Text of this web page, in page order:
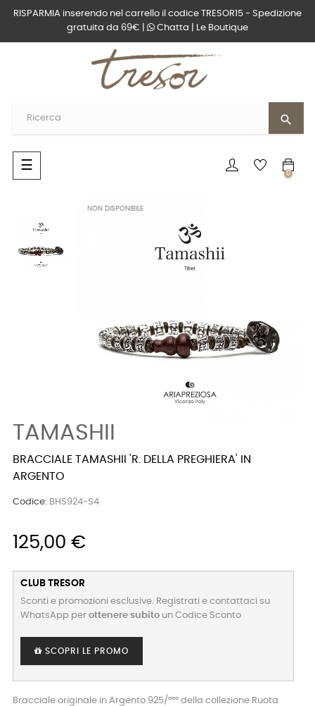
RISPARMIA inserendo nel carrello il codice TRESOR15 - Spedizione
gratuita da 69€ |
Chatta Le Boutique
search
navigazione
Toggle
☰
0
NON DISPONIBILE
TAMASHII
BRACCIALE TAMASHII 'R. DELLA PREGHIERA' IN
ARGENTO
Codice: BHS924-S4
125,00 €
CLUB TRESOR
Sconti e promozioni esclusive. Registrati e contattaci su
WhatsApp per ottenere subito un Codice Sconto
SCOPRI LE PROMO
Bracciale originale in Argento 925/°°° della collezione Ruota